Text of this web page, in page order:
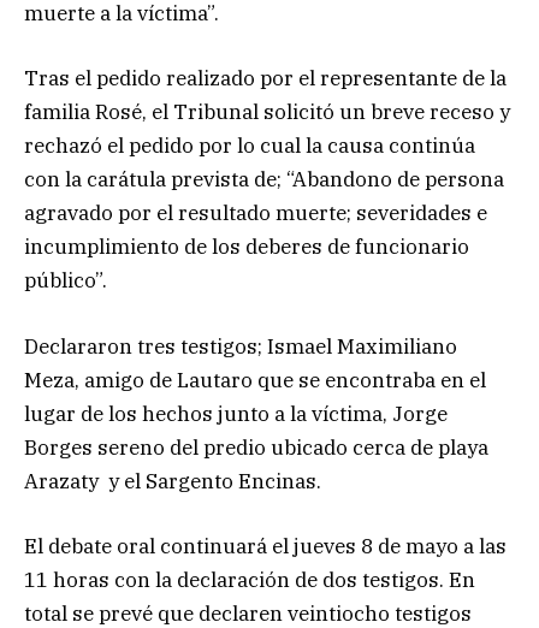
muerte a la víctima”.
Tras el pedido realizado por el representante de la
familia Rosé, el Tribunal solicitó un breve receso y
rechazó el pedido por lo cual la causa continúa
con la carátula prevista de; “Abandono de persona
agravado por el resultado muerte; severidades e
incumplimiento de los deberes de funcionario
público”.
Declararon tres testigos; Ismael Maximiliano
Meza, amigo de Lautaro que se encontraba en el
lugar de los hechos junto a la víctima, Jorge
Borges sereno del predio ubicado cerca de playa
Arazaty y el Sargento Encinas.
El debate oral continuará el jueves 8 de mayo a las
11 horas con la declaración de dos testigos. En
total se prevé que declaren veintiocho testigos